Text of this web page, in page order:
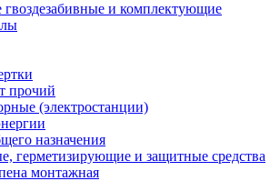
гвоздезабивные и комплектующие
прочий
(электростанции)
назначения
герметизирующие и защитные средства
монтажная